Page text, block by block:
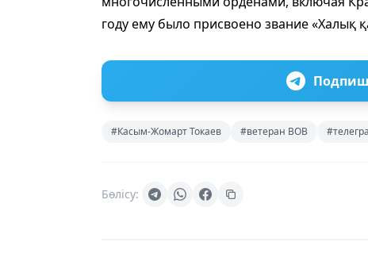
году ему было присвоено звание «Халық
#Касым-Жомарт Токаев #ветеран ВОВ
Бөлісу: